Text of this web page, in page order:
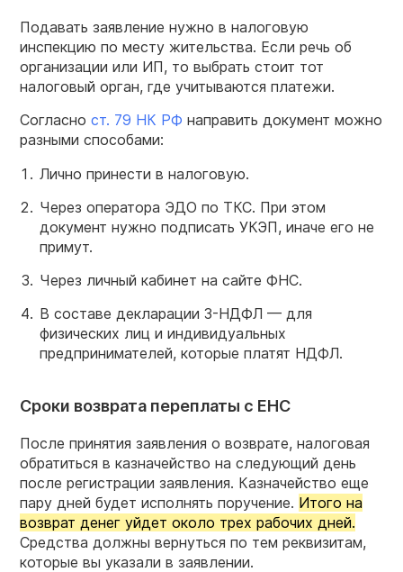
Подавать заявление нужно в налоговую
инспекцию по месту жительства. Если речь об
организации или ИП, то выбрать стоит тот
налоговый орган, где учитываются платежи.
Согласно ст. 79 НК РФ направить документ можно
разными способами:
Лично принести в налоговую.
Через оператора ЭДО по ТКС. При этом
документ нужно подписать УКЭП, иначе его не
примут.
Через личный кабинет на сайте ФНС.
В составе декларации 3-НДФЛ — для
физических лиц и индивидуальных
предпринимателей, которые платят НДФЛ.
Сроки возврата переплаты с ЕНС
После принятия заявления о возврате, налоговая
обратиться в казначейство на следующий день
после регистрации заявления. Казначейство еще
пару дней будет исполнять поручение. Итого на
возврат денег уйдет около трех рабочих дней.
Средства должны вернуться по тем реквизитам,
которые вы указали в заявлении.